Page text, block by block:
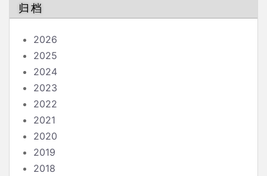
归档
2026
2025
2024
2023
2022
2021
2020
2019
2018